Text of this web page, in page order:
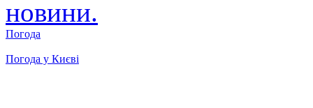
Погода
Погода у Києві